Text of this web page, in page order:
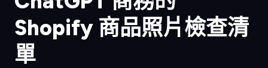
Shopify 商品照片檢查清
單